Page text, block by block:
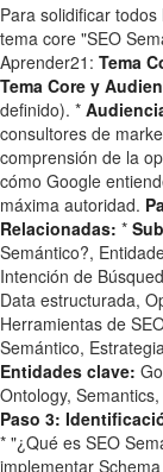
Para solidificar
tema core "SEO
Aprender21: Tema
Tema Core y
definido). *
consultores de
comprensión de la
cómo Google
máxima autoridad.
Relacionadas: *
Semántico?,
Intención de
Data estructurada,
Herramientas de
Semántico,
Entidades clave:
Ontology,
Paso 3:
* "¿Qué es SEO
implementar